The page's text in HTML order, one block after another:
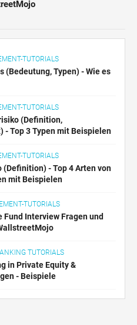
TUTORIALS
(Bedeutung, Typen) - Wie es
TUTORIALS
(Definition,
- Top 3 Typen mit Beispielen
TUTORIALS
(Definition) - Top 4 Arten von
mit Beispielen
TUTORIALS
Fund Interview Fragen und
TUTORIALS
in Private Equity &
- Beispiele